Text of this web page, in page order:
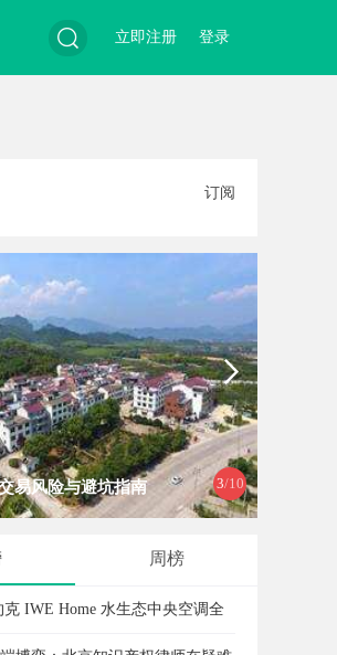
登录
立即注册
订阅
3/10
易风险与避坑指南
周榜
克 IWE Home 水生态中央空调全